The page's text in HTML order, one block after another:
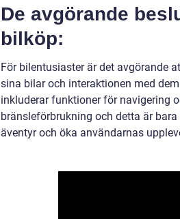
De avgörande
bilköp:
För bilentusiaster är det avgörande
sina bilar och interaktionen med
inkluderar funktioner för navigering
bränsleförbrukning och detta är
äventyr och öka användarnas